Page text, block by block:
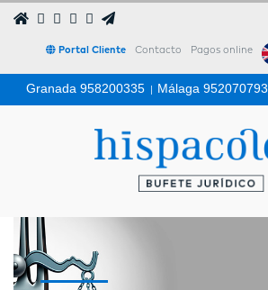
Portal Cliente Contacto Pagos online
Granada 958200335 | Málaga 952070793